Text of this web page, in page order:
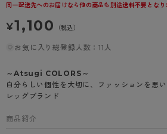
ソックス・靴下
レギンス・スパッツ
- タンクトップ
- カップ付きインナー
お問い合わせについて
同一配送先へのお届けなら他の商品も別途送料不要となり
¥1,100 （税込）
お気に入り総登録人数：11人
～Atsugi COLORS～
自分らしい個性を大切に、ファッションを思
レッグブランド
商品紹介